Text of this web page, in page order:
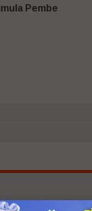
Pembe